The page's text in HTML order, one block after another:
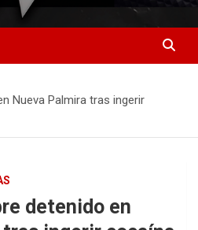
Nueva Palmira tras ingerir
detenido en